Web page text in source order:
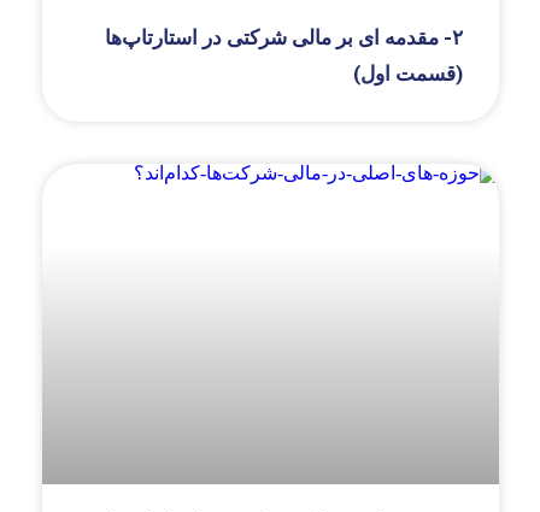
۲- مقدمه ای بر مالی شرکتی در استارتاپ‌ها
(قسمت اول)